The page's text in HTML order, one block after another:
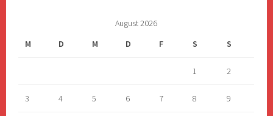
August 2026
M
D M D F S S
1 2
3 4 5 6 7 8 9